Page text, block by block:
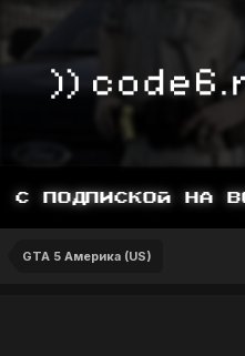
НА
GTA 5 Америка (US)